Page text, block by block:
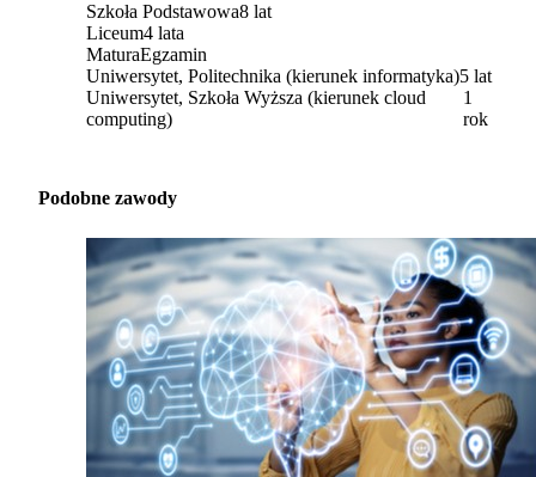
Szkoła Podstawowa8 lat
Liceum4 lata
MaturaEgzamin
Uniwersytet, Politechnika (kierunek informatyka)5 lat
Uniwersytet, Szkoła Wyższa (kierunek cloud
computing)
1
rok
Podobne zawody